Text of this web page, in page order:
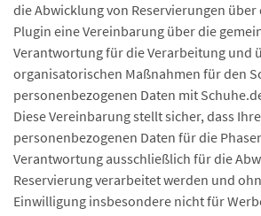
die Abwicklung von Reservierungen über
Plugin eine Vereinbarung über die
Verantwortung für die Verarbeitung und
organisatorischen Maßnahmen für den
personenbezogenen Daten mit
Diese Vereinbarung stellt sicher, dass Ihre
personenbezogenen Daten für die
Verantwortung ausschließlich für die
Reservierung verarbeitet werden und
Einwilligung insbesondere nicht für